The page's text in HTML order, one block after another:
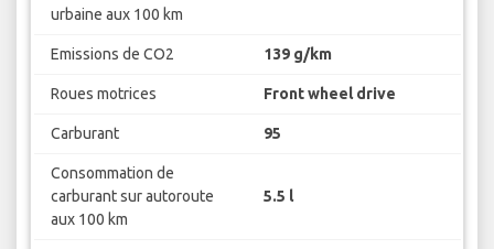
urbaine aux 100 km
Emissions de CO2 139 g/km
Roues motrices Front wheel drive
Carburant 95
Consommation de
carburant sur autoroute
aux 100 km
5.5 l